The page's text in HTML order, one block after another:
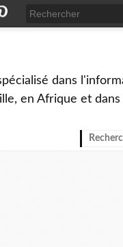
dans
en Afrique et